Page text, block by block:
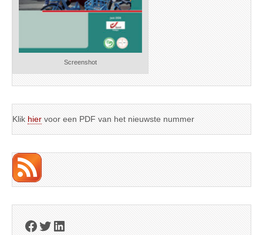
Screenshot
Klik hier voor een PDF van het nieuwste nummer
Facebook
Twitter
LinkedIn